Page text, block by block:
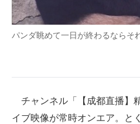
パンダ眺めて一日が終わるならそ
チャンネル「【成都直播】
イブ映像が常時オンエア。と